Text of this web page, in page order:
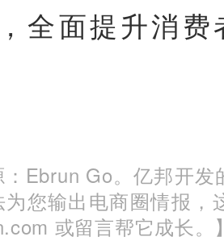
全面提升消费
Ebrun Go。亿邦开
您输出电商圈情报，
或留言帮它成长。】